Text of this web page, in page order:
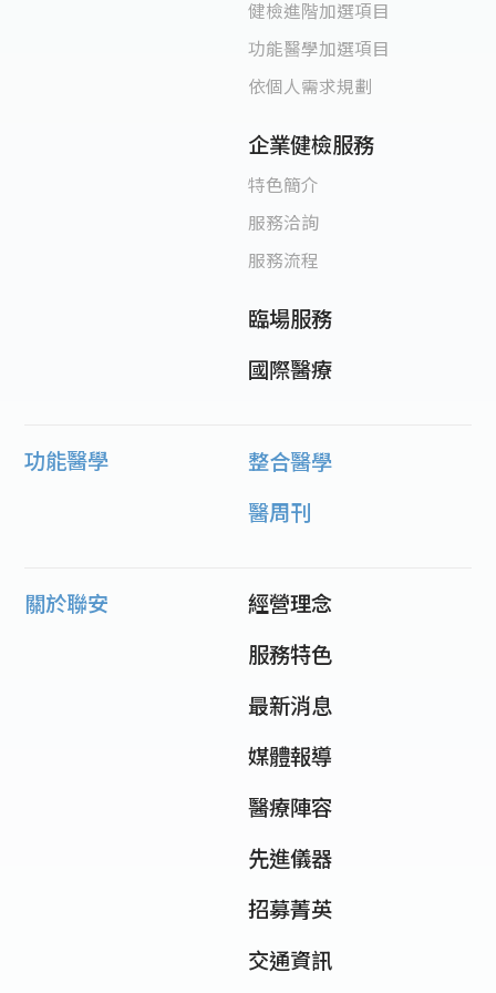
健檢進階加選項目
功能醫學加選項目
依個人需求規劃
企業健檢服務
特色簡介
服務洽詢
服務流程
臨場服務
國際醫療
功能醫學
整合醫學
醫周刊
關於聯安
經營理念
服務特色
最新消息
媒體報導
醫療陣容
先進儀器
招募菁英
交通資訊